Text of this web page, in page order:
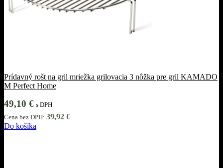
Prídavný rošt na gril mriežka grilovacia 3 nôžka pre gril KAMADO
M Perfect Home
49,10 € s DPH
Cena bez DPH: 39,92 €
Do košíka